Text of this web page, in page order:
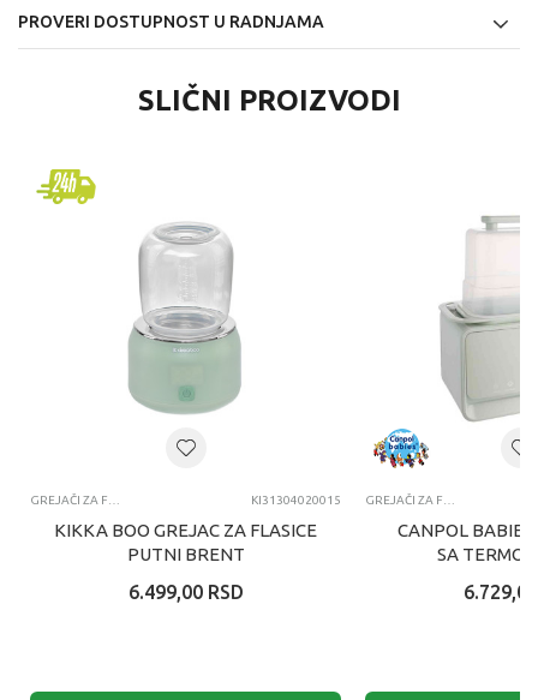
PROVERI DOSTUPNOST U RADNJAMA
SLIČNI PROIZVODI
GREJAČI ZA FLAŠICE KI31304020015
KIKKA BOO GREJAC ZA FLASICE
PUTNI BRENT
6.499,00 RSD
GREJAČI ZA FLAŠICE
CANPOL BABIES
SA
6.729,00